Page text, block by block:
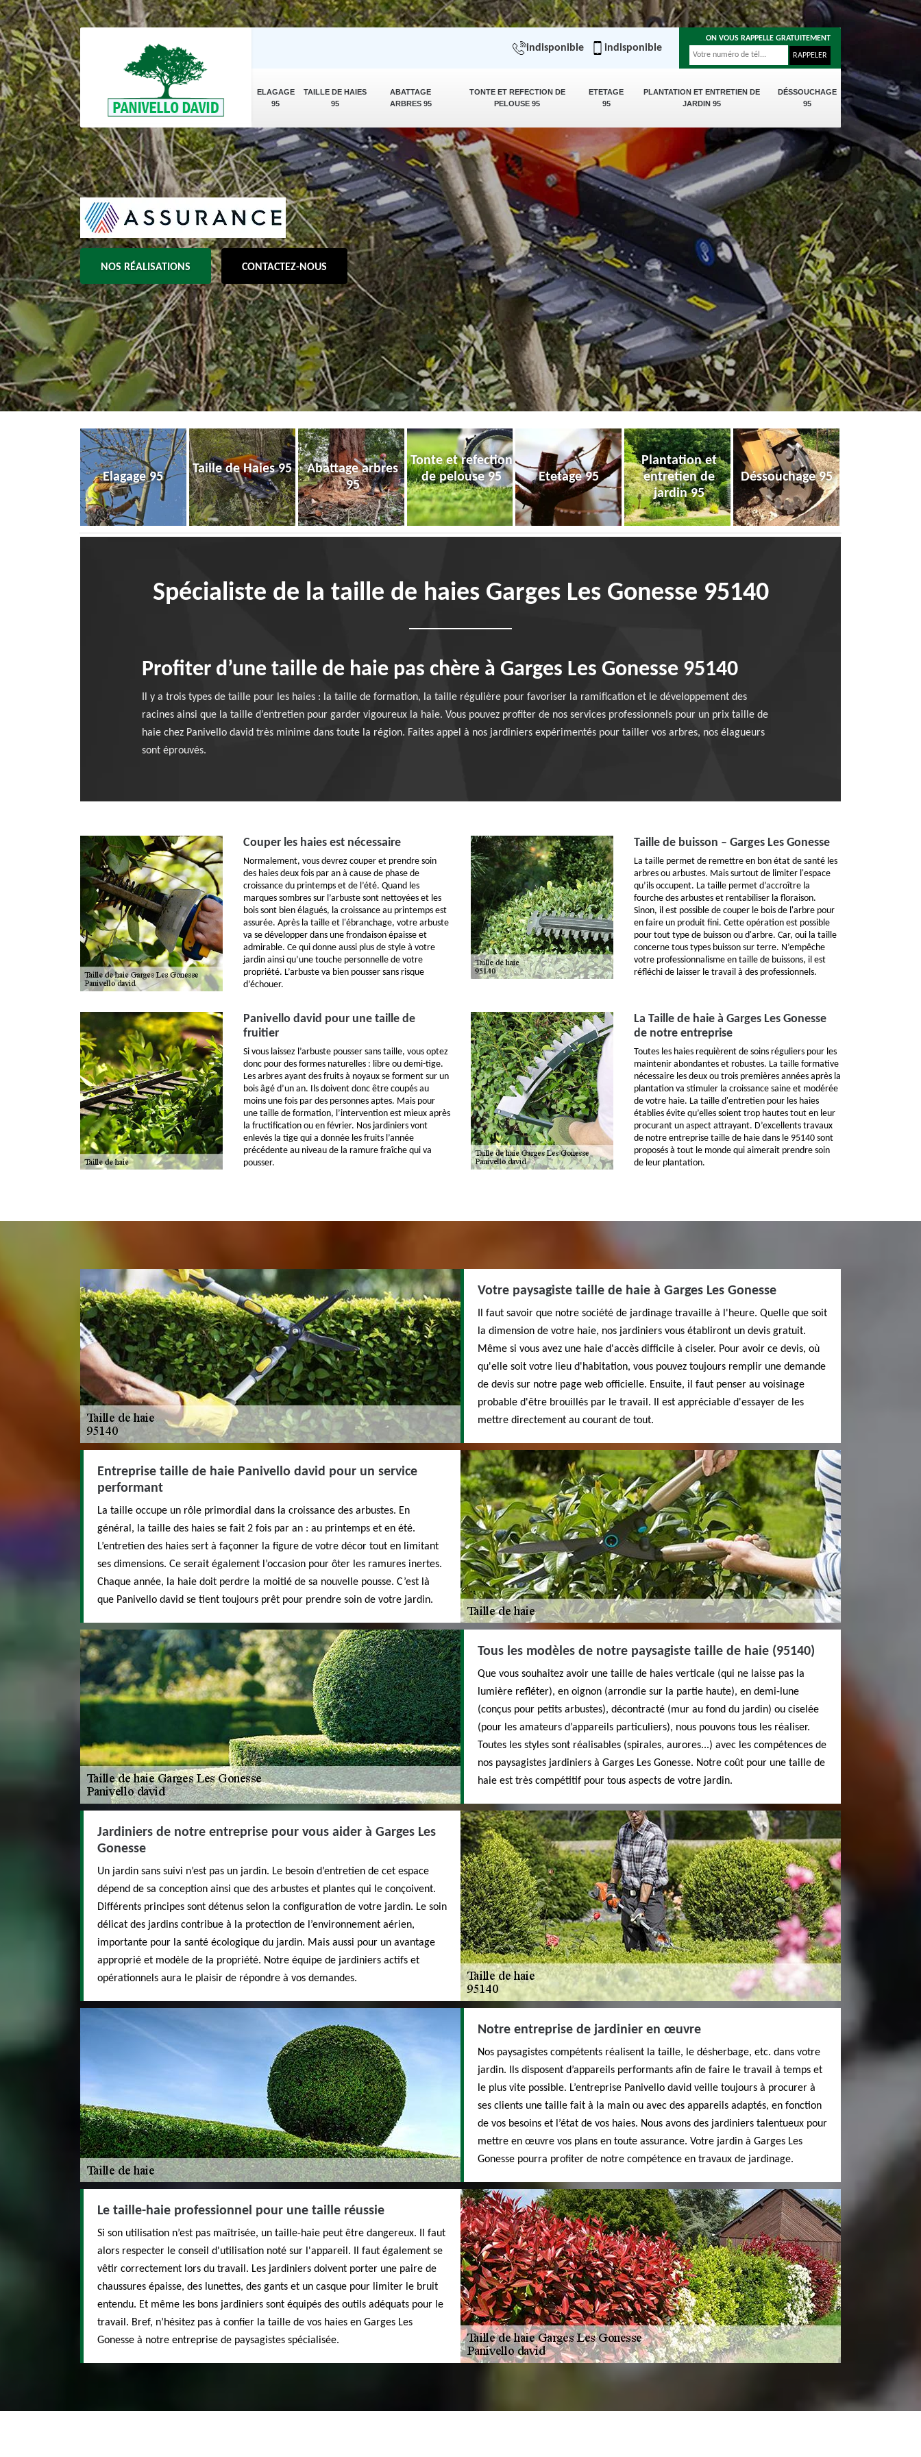
ELAGAGE
95
TAILLE DE HAIES
95
ABATTAGE
ARBRES 95
TONTE ET REFECTION DE
PELOUSE 95
ETETAGE
95
PLANTATION ET ENTRETIEN DE
JARDIN 95
DÉSSOUCHAGE
95
indisponible indisponible
ON VOUS RAPPELLE GRATUITEMENT
NOS RÉALISATIONS CONTACTEZ-NOUS
Elagage 95
Taille de Haies 95
Abattage arbres
95
Tonte et refection
de pelouse 95
Etetage 95
Plantation et
entretien de
jardin 95
Déssouchage 95
Spécialiste de la taille de haies Garges Les Gonesse 95140
Profiter d’une taille de haie pas chère à Garges Les Gonesse 95140
Il y a trois types de taille pour les haies : la taille de formation, la taille régulière pour favoriser la ramification et le développement des
racines ainsi que la taille d’entretien pour garder vigoureux la haie. Vous pouvez profiter de nos services professionnels pour un prix taille de
haie chez Panivello david très minime dans toute la région. Faites appel à nos jardiniers expérimentés pour tailler vos arbres, nos élagueurs
sont éprouvés.
Couper les haies est nécessaire
Normalement, vous devrez couper et prendre soin
des haies deux fois par an à cause de phase de
croissance du printemps et de l’été. Quand les
marques sombres sur l’arbuste sont nettoyées et les
bois sont bien élagués, la croissance au printemps est
assurée. Après la taille et l'ébranchage, votre arbuste
va se développer dans une frondaison épaisse et
admirable. Ce qui donne aussi plus de style à votre
jardin ainsi qu’une touche personnelle de votre
propriété. L’arbuste va bien pousser sans risque
d’échouer.
Taille de buisson – Garges Les Gonesse
La taille permet de remettre en bon état de santé les
arbres ou arbustes. Mais surtout de limiter l'espace
qu’ils occupent. La taille permet d’accroître la
fourche des arbustes et rentabiliser la floraison.
Sinon, il est possible de couper le bois de l'arbre pour
en faire un produit fini. Cette opération est possible
pour tout type de buisson ou d'arbre. Car, oui la taille
concerne tous types buisson sur terre. N’empêche
votre professionnalisme en taille de buissons, il est
réfléchi de laisser le travail à des professionnels.
Panivello david pour une taille de
fruitier
Si vous laissez l’arbuste pousser sans taille, vous optez
donc pour des formes naturelles : libre ou demi-tige.
Les arbres ayant des fruits à noyaux se forment sur un
bois âgé d’un an. Ils doivent donc être coupés au
moins une fois par des personnes aptes. Mais pour
une taille de formation, l’intervention est mieux après
la fructification ou en février. Nos jardiniers vont
enlevés la tige qui a donnée les fruits l’année
précédente au niveau de la ramure fraîche qui va
pousser.
La Taille de haie à Garges Les Gonesse
de notre entreprise
Toutes les haies requièrent de soins réguliers pour les
maintenir abondantes et robustes. La taille formative
nécessaire les deux ou trois premières années après la
plantation va stimuler la croissance saine et modérée
de votre haie. La taille d'entretien pour les haies
établies évite qu’elles soient trop hautes tout en leur
procurant un aspect attrayant. D’excellents travaux
de notre entreprise taille de haie dans le 95140 sont
proposés à tout le monde qui aimerait prendre soin
de leur plantation.
Votre paysagiste taille de haie à Garges Les Gonesse
Il faut savoir que notre société de jardinage travaille à l'heure. Quelle que soit
la dimension de votre haie, nos jardiniers vous établiront un devis gratuit.
Même si vous avez une haie d'accès difficile à ciseler. Pour avoir ce devis, où
qu'elle soit votre lieu d'habitation, vous pouvez toujours remplir une demande
de devis sur notre page web officielle. Ensuite, il faut penser au voisinage
probable d'être brouillés par le travail. Il est appréciable d'essayer de les
mettre directement au courant de tout.
Entreprise taille de haie Panivello david pour un service
performant
​​La taille occupe un rôle primordial dans la croissance des arbustes. En
général, la taille des haies se fait 2 fois par an : au printemps et en été.
L’entretien des haies sert à façonner la figure de votre décor tout en limitant
ses dimensions. Ce serait également l’occasion pour ôter les ramures inertes.
Chaque année, la haie doit perdre la moitié de sa nouvelle pousse. C’est là
que Panivello david se tient toujours prêt pour prendre soin de votre jardin.
Tous les modèles de notre paysagiste taille de haie (95140)
Que vous souhaitez avoir une taille de haies verticale (qui ne laisse pas la
lumière refléter), en oignon (arrondie sur la partie haute), en demi-lune
(conçus pour petits arbustes), décontracté (mur au fond du jardin) ou ciselée
(pour les amateurs d’appareils particuliers), nous pouvons tous les réaliser.
Toutes les styles sont réalisables (spirales, aurores...) avec les compétences de
nos paysagistes jardiniers à Garges Les Gonesse. Notre coût pour une taille de
haie est très compétitif pour tous aspects de votre jardin.
Jardiniers de notre entreprise pour vous aider à Garges Les
Gonesse
Un jardin sans suivi n’est pas un jardin. Le besoin d’entretien de cet espace
dépend de sa conception ainsi que des arbustes et plantes qui le conçoivent.
Différents principes sont détenus selon la configuration de votre jardin. Le soin
délicat des jardins contribue à la protection de l’environnement aérien,
importante pour la santé écologique du jardin. Mais aussi pour un avantage
approprié et modèle de la propriété. Notre équipe de jardiniers actifs et
opérationnels aura le plaisir de répondre à vos demandes.
Notre entreprise de jardinier en œuvre
Nos paysagistes compétents réalisent la taille, le désherbage, etc. dans votre
jardin. Ils disposent d’appareils performants afin de faire le travail à temps et
le plus vite possible. L’entreprise Panivello david veille toujours à procurer à
ses clients une taille fait à la main ou avec des appareils adaptés, en fonction
de vos besoins et l’état de vos haies. Nous avons des jardiniers talentueux pour
mettre en œuvre vos plans en toute assurance. Votre jardin à Garges Les
Gonesse pourra profiter de notre compétence en travaux de jardinage.
Le taille-haie professionnel pour une taille réussie
Si son utilisation n’est pas maîtrisée, un taille-haie peut être dangereux. Il faut
alors respecter le conseil d'utilisation noté sur l'appareil. Il faut également se
vêtir correctement lors du travail. Les jardiniers doivent porter une paire de
chaussures épaisse, des lunettes, des gants et un casque pour limiter le bruit
entendu. Et même les bons jardiniers sont équipés des outils adéquats pour le
travail. Bref, n’hésitez pas à confier la taille de vos haies en Garges Les
Gonesse à notre entreprise de paysagistes spécialisée.